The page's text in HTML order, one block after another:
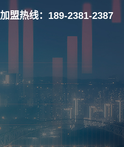
加盟热线：189-2381-2387